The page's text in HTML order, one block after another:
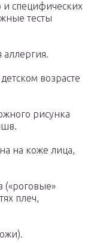
специфических
тесты
возрасте
рисунка
на коже лица,
(«роговые»
плеч,